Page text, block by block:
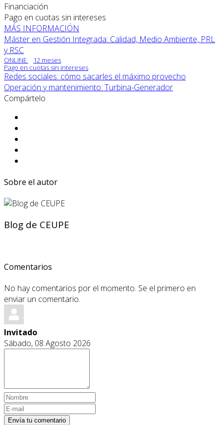
Financiación
Pago en cuotas sin intereses
MÁS INFORMACIÓN
Máster en Gestión Integrada: Calidad, Medio Ambiente, PRL
y RSC
ONLINE
12 meses
Pago en cuotas sin intereses
Redes sociales: cómo sacarles el máximo provecho
Operación y mantenimiento: Turbina-Generador
Compártelo
Sobre el autor
Blog de CEUPE
Comentarios
No hay comentarios por el momento. Se el primero en
enviar un comentario.
Invitado
Sábado, 08 Agosto 2026
Envía tu comentario